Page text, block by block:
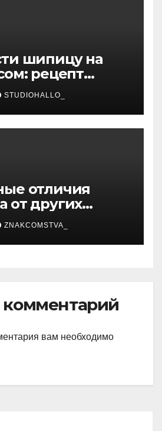
шипицу на
рецепт
и теста
STUDIOHALLO_
отличия
от других
ZNAKCOMSTVA_
комментарий
вам необходимо